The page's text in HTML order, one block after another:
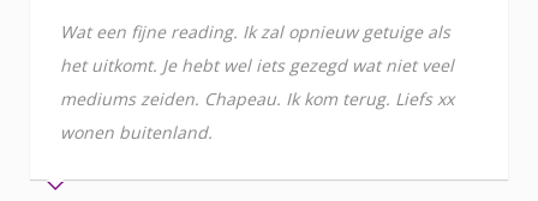
Wat een fijne reading. Ik zal opnieuw getuige als
het uitkomt. Je hebt wel iets gezegd wat niet veel
mediums zeiden. Chapeau. Ik kom terug. Liefs xx
wonen buitenland.